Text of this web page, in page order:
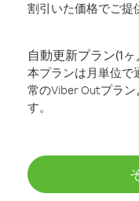
割引いた価格でご提
自動更新プラン(1ヶ
本プランは月単位で
常のViber Outプラ
す。